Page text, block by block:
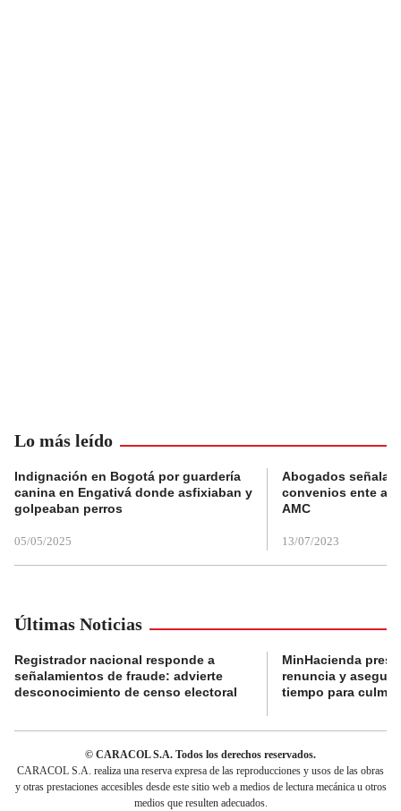
Lo más leído
Indignación en Bogotá por guardería
canina en Engativá donde asfixiaban y
golpeaban perros
05/05/2025
Abogados
convenios ente
AMC
13/07/2023
Últimas Noticias
Registrador nacional responde a
señalamientos de fraude: advierte
desconocimiento de censo electoral
MinHacienda
renuncia y
tiempo para
© CARACOL S.A. Todos los derechos reservados.
CARACOL S.A. realiza una reserva expresa de las reproducciones y usos de las obras
y otras prestaciones accesibles desde este sitio web a medios de lectura mecánica u otros
medios que resulten adecuados.